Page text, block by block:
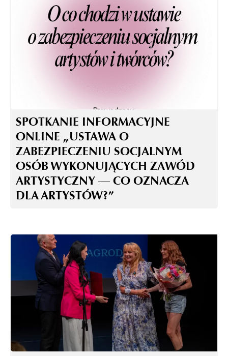
SPOTKANIE INFORMACYJNE
ONLINE „USTAWA O
ZABEZPIECZENIU SOCJALNYM
OSÓB WYKONUJĄCYCH ZAWÓD
ARTYSTYCZNY — CO OZNACZA
DLA ARTYSTÓW?”